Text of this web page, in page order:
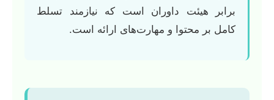
برابر هیئت داوران است که نیازمند تسلط
کامل بر محتوا و مهارت‌های ارائه است.